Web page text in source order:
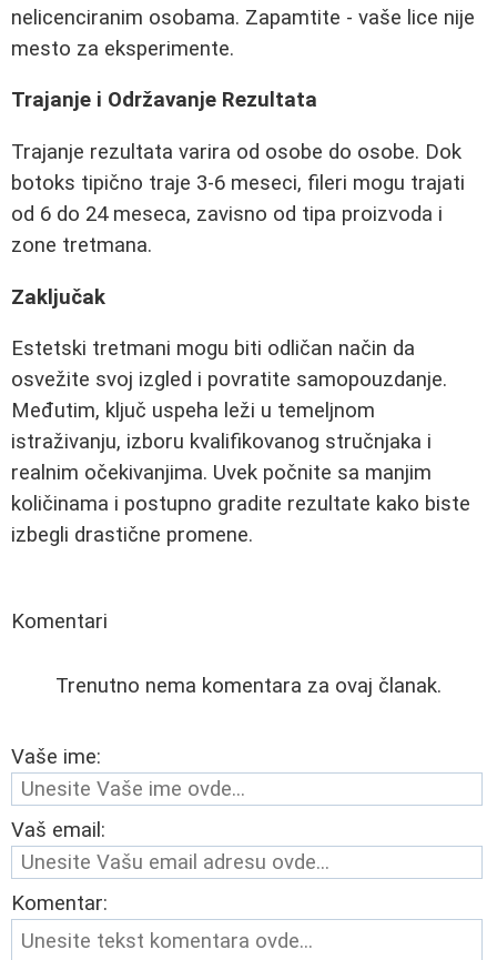
nelicenciranim osobama. Zapamtite - vaše lice nije
mesto za eksperimente.
Trajanje i Održavanje Rezultata
Trajanje rezultata varira od osobe do osobe. Dok
botoks tipično traje 3-6 meseci, fileri mogu trajati
od 6 do 24 meseca, zavisno od tipa proizvoda i
zone tretmana.
Zaključak
Estetski tretmani mogu biti odličan način da
osvežite svoj izgled i povratite samopouzdanje.
Međutim, ključ uspeha leži u temeljnom
istraživanju, izboru kvalifikovanog stručnjaka i
realnim očekivanjima. Uvek počnite sa manjim
količinama i postupno gradite rezultate kako biste
izbegli drastične promene.
Komentari
Trenutno nema komentara za ovaj članak.
Vaše ime:
Vaš email:
Komentar: